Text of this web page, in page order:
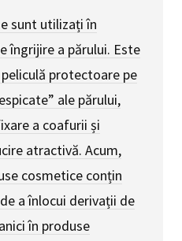
sunt utilizați în
îngrijire a părului. Este
protectoare pe
ale părului,
a coafurii și
atractivă. Acum,
cosmetice conțin
a înlocui derivații de
în produse